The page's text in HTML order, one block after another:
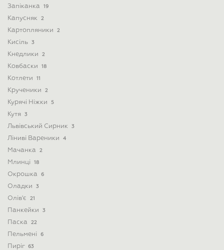
Запіканка 19
Капусняк 2
Картопляники 2
Кисіль 3
Кнедлики 2
Ковбаски 18
Котлети 11
Крученики 2
Курячі Ніжки 5
Кутя 3
Львівський Сирник 3
Ліниві Вареники 4
Мачанка 2
Млинці 18
Окрошка 6
Оладки 3
Олів'є 21
Панкейки 3
Паска 22
Пельмені 6
Пиріг 63